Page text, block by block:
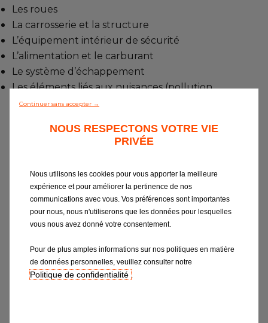
Les roues
La carrosserie et la structure
L’équipement intérieur de sécurité
L’alimentation et le carburant
Le système d’échappement
Les éléments liés aux nuisances (pollution,
bruit, fuite, etc.)
Avec plus de 175 garages en Belgique,
quoiqu’il arrive, vous trouverez un EUROREPAR
Continuer sans accepter →
NOUS RESPECTONS VOTRE VIE
PRIVÉE
Nous utilisons les cookies pour vous apporter la meilleure
expérience et pour améliorer la pertinence de nos
communications avec vous. Vos préférences sont importantes
pour nous, nous n'utiliserons que les données pour lesquelles
vous nous avez donné votre consentement.
Pour de plus amples informations sur nos politiques en matière
de données personnelles, veuillez consulter notre
Politique de confidentialité .